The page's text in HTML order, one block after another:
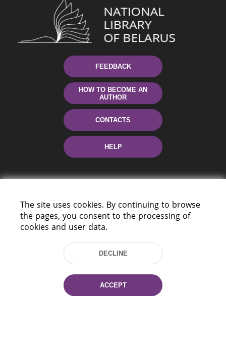
FEEDBACK
HOW TO BECOME AN
AUTHOR
CONTACTS
HELP
220114, Niezaležnasci Ave. 116, Minsk,
Tel.: (+375 17) 368 37 37
Fax: (+375 17) 368 97 06
E-mail: inbox@nlb.by
The site uses cookies. By continuing to browse
the pages, you consent to the processing of
cookies and user data.
DECLINE
ACCEPT